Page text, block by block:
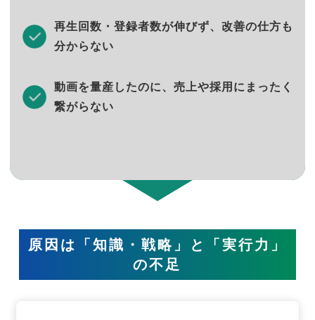
再生回数・登録者数が伸びず、改善の仕方も
分からない
動画を量産したのに、売上や採用にまったく
繋がらない
原因は「知識・戦略」と「実行力」
の不足